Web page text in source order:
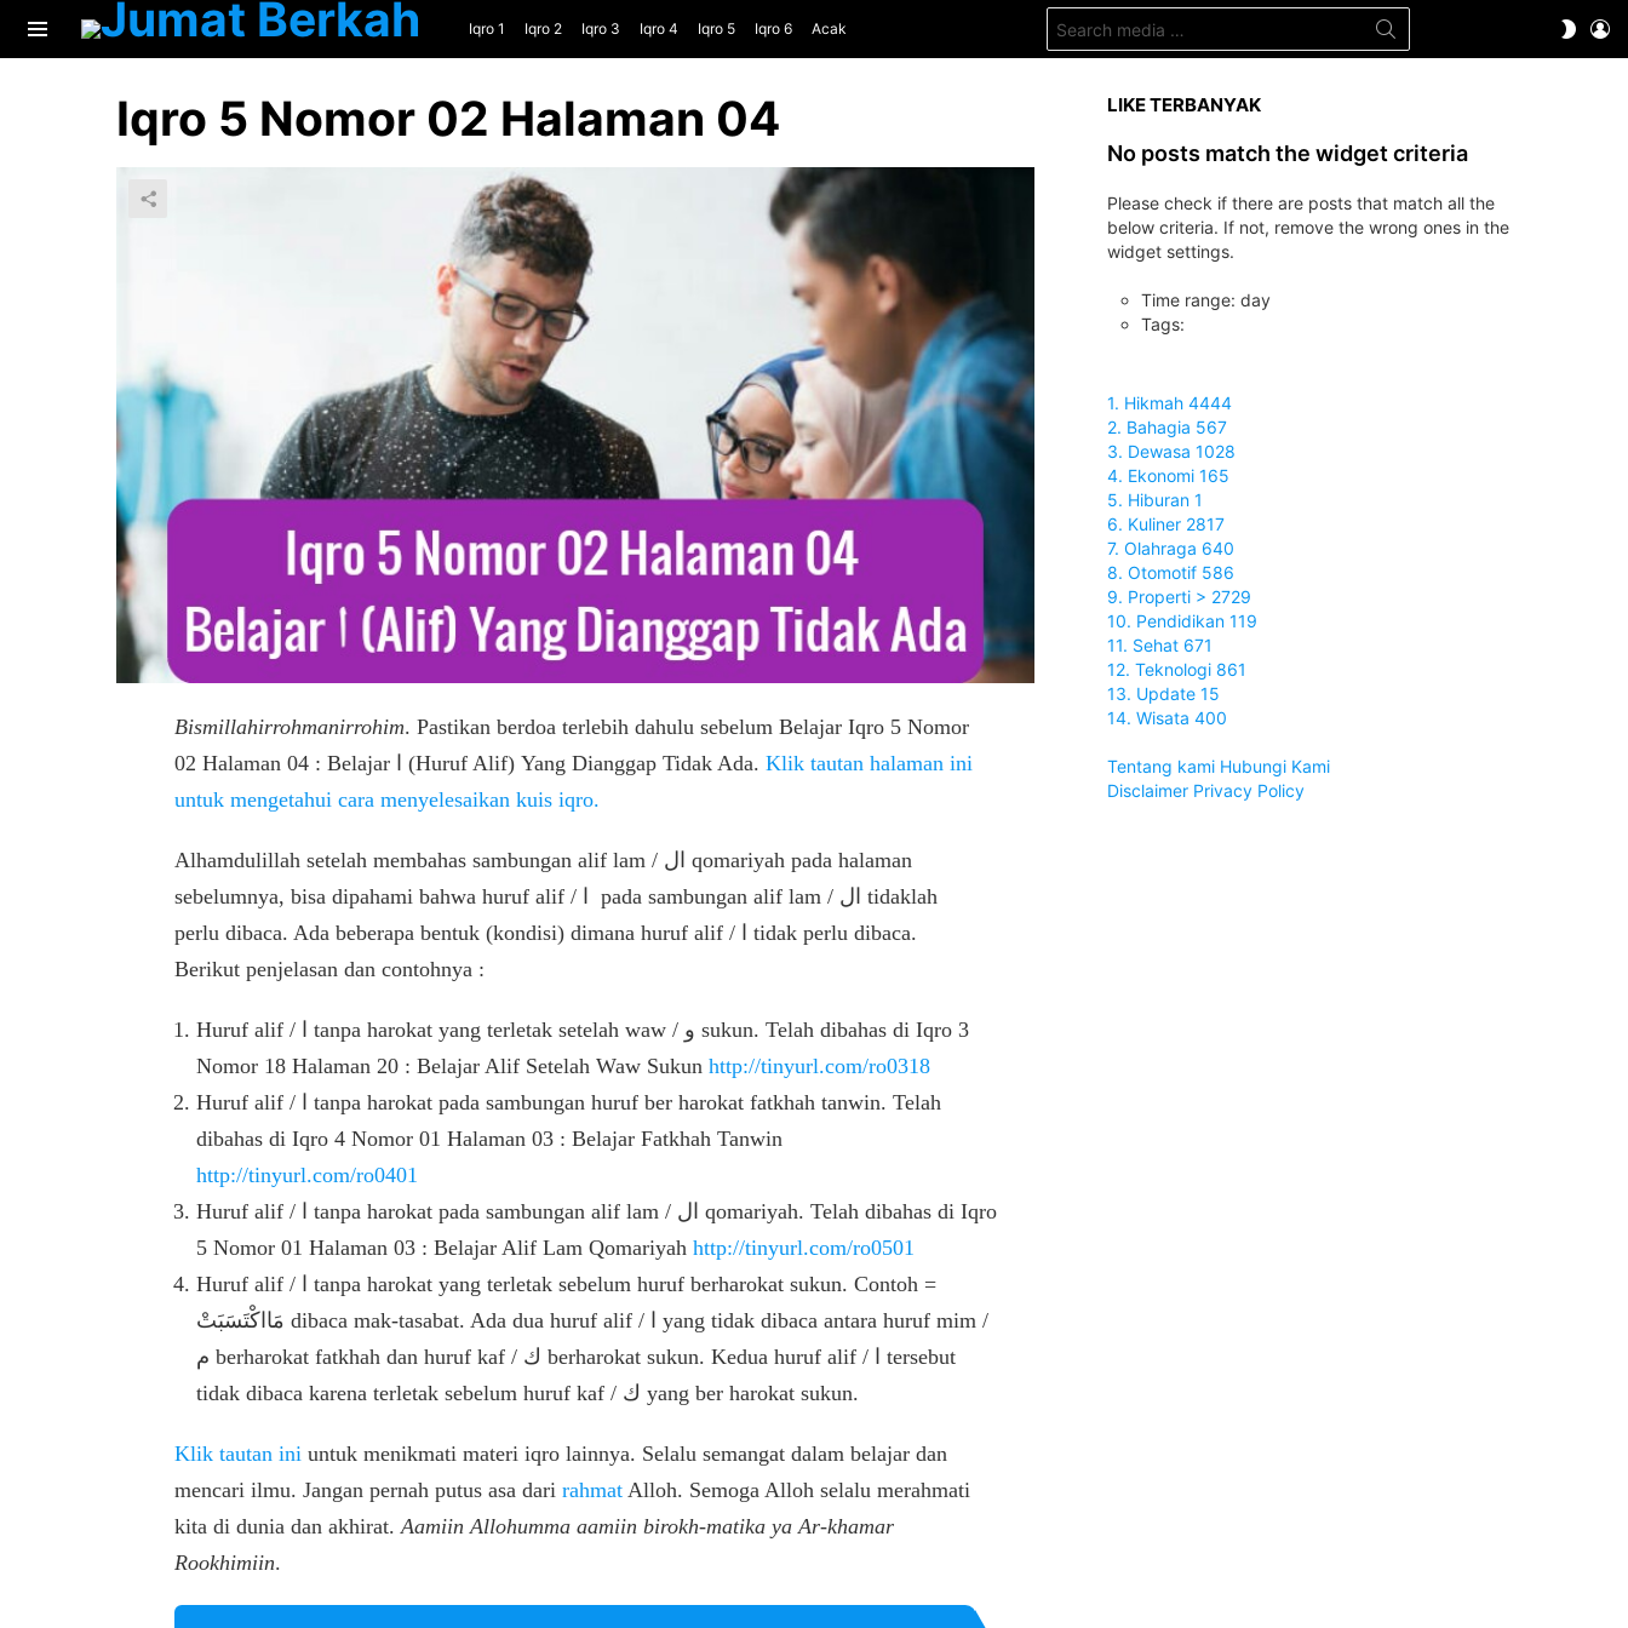
Iqro 1 Iqro 2 Iqro 3 Iqro 4 Iqro 5 Iqro 6 Acak
for:
Iqro 5 Nomor 02 Halaman 04
Bismillahirrohmanirrohim. Pastikan berdoa terlebih dahulu sebelum Belajar Iqro 5 Nomor
02 Halaman 04 : Belajar ا (Huruf Alif) Yang Dianggap Tidak Ada. Klik tautan halaman ini
untuk mengetahui cara menyelesaikan kuis iqro.
Alhamdulillah setelah membahas sambungan alif lam / ال qomariyah pada halaman
sebelumnya, bisa dipahami bahwa huruf alif / ا pada sambungan alif lam / ال tidaklah
perlu dibaca. Ada beberapa bentuk (kondisi) dimana huruf alif / ا tidak perlu dibaca.
Berikut penjelasan dan contohnya :
Huruf alif / ا tanpa harokat yang terletak setelah waw / و sukun. Telah dibahas di Iqro 3
Nomor 18 Halaman 20 : Belajar Alif Setelah Waw Sukun http://tinyurl.com/ro0318
Huruf alif / ا tanpa harokat pada sambungan huruf ber harokat fatkhah tanwin. Telah
dibahas di Iqro 4 Nomor 01 Halaman 03 : Belajar Fatkhah Tanwin
http://tinyurl.com/ro0401
Huruf alif / ا tanpa harokat pada sambungan alif lam / ال qomariyah. Telah dibahas di Iqro
5 Nomor 01 Halaman 03 : Belajar Alif Lam Qomariyah http://tinyurl.com/ro0501
Huruf alif / ا tanpa harokat yang terletak sebelum huruf berharokat sukun. Contoh =
مَااكْتَسَبَتْ dibaca mak-tasabat. Ada dua huruf alif / ا yang tidak dibaca antara huruf mim /
م berharokat fatkhah dan huruf kaf / ك berharokat sukun. Kedua huruf alif / ا tersebut
tidak dibaca karena terletak sebelum huruf kaf / ك yang ber harokat sukun.
Klik tautan ini untuk menikmati materi iqro lainnya. Selalu semangat dalam belajar dan
mencari ilmu. Jangan pernah putus asa dari rahmat Alloh. Semoga Alloh selalu merahmati
kita di dunia dan akhirat.Aamiin Allohumma aamiin birokh-matika ya Ar-khamar
Rookhimiin.
LIKE TERBANYAK
No posts match the widget criteria
Please check if there are posts that match all the
below criteria. If not, remove the wrong ones in the
widget settings.
Time range: day
Tags:
1. Hikmah 4444
2. Bahagia 567
3. Dewasa 1028
4. Ekonomi 165
5. Hiburan 1
6. Kuliner 2817
7. Olahraga 640
8. Otomotif 586
9. Properti > 2729
10. Pendidikan 119
11. Sehat 671
12. Teknologi 861
13. Update 15
14. Wisata 400
Tentang kami Hubungi Kami
Disclaimer Privacy Policy